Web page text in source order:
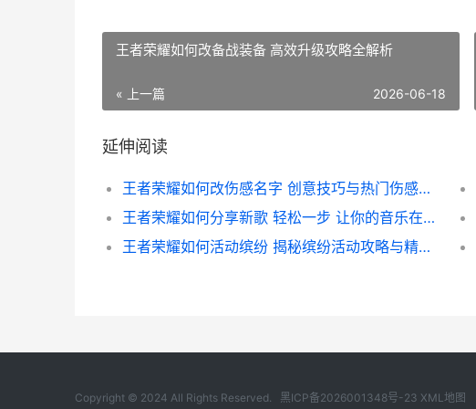
王者荣耀如何改备战装备 高效升级攻略全解析
« 上一篇 2026-06-18
延伸阅读
王者荣耀如何改伤感名字 创意技巧与热门伤感昵称推荐
王者荣耀如何分享新歌 轻松一步 让你的音乐在游戏中传唱
王者荣耀如何活动缤纷 揭秘缤纷活动攻略与精彩玩法
Copyright © 2024 All Rights Reserved. 黑ICP备2026001348号-23 XML地图